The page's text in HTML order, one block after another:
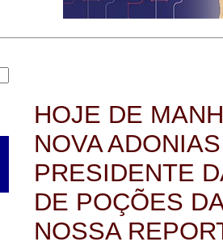
HOJE DE
NOVA
PRESIDENTE
DE POÇÕES
NOSSA